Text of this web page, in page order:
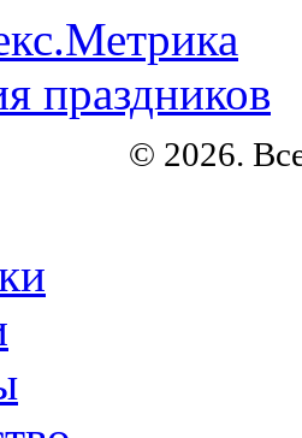
праздников
© 2026.